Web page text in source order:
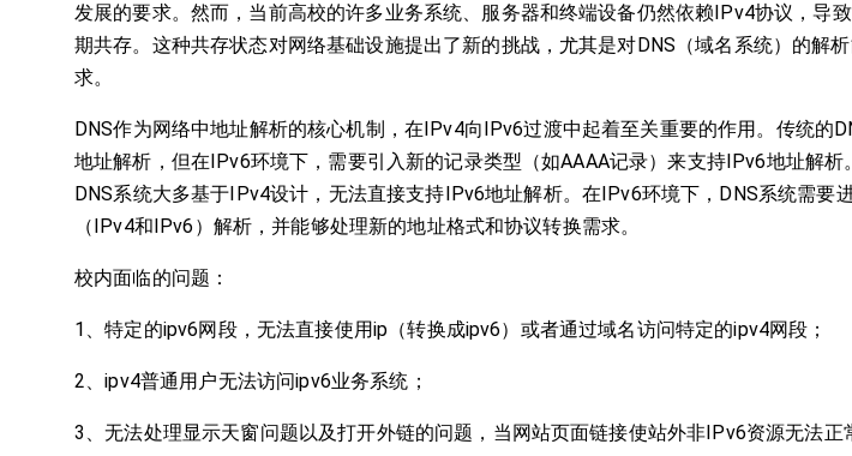
发展的要求。然而，当前高校的许多业务系统、服务器和终端设备仍然依赖IPv4协议，导
期共存。这种共存状态对网络基础设施提出了新的挑战，尤其是对DNS（域名系统）的解
求。
DNS作为网络中地址解析的核心机制，在IPv4向IPv6过渡中起着至关重要的作用。传统的
地址解析，但在IPv6环境下，需要引入新的记录类型（如AAAA记录）来支持IPv6地址解析
DNS系统大多基于IPv4设计，无法直接支持IPv6地址解析。在IPv6环境下，DNS系统需要
（IPv4和IPv6）解析，并能够处理新的地址格式和协议转换需求。
校内面临的问题：
1、特定的ipv6网段，无法直接使用ip（转换成ipv6）或者通过域名访问特定的ipv4网段；
2、ipv4普通用户无法访问ipv6业务系统；
3、无法处理显示天窗问题以及打开外链的问题，当网站页面链接使站外非IPv6资源无法正